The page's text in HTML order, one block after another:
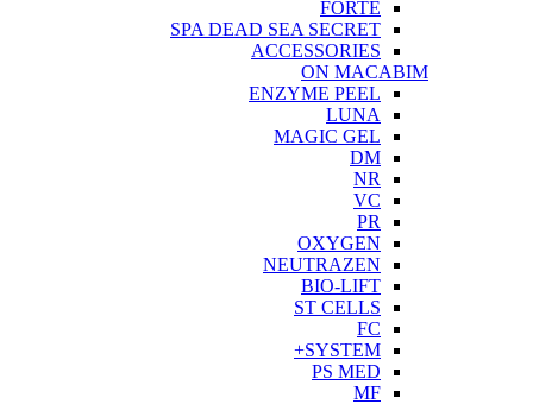
FORTE
SPA DEAD SEA SECRET
ACCESSORIES
ON MACABIM
ENZYME PEEL
LUNA
MAGIC GEL
DM
NR
VC
PR
OXYGEN
NEUTRAZEN
BIO-LIFT
ST CELLS
FC
SYSTEM+
PS MED
MF